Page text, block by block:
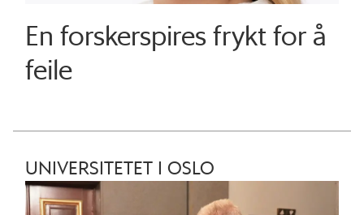
En forskerspires frykt for å
feile
UNIVERSITETET I OSLO